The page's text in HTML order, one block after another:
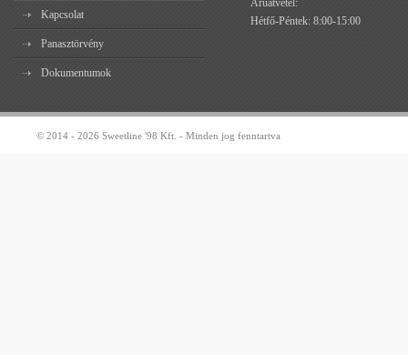
Kapcsolat
Panasztörvény
Dokumentumok
Áruátvétel:
Hétfő-Péntek: 8:00-15:00
© 2014 - 2026 Sweetline '98 Kft. - Minden jog fenntartva